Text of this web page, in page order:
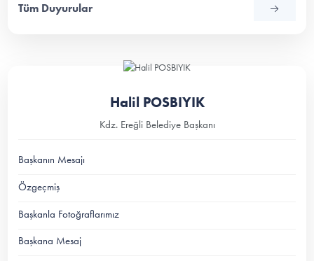
Tüm Duyurular
Halil POSBIYIK
Kdz. Ereğli Belediye Başkanı
Başkanın Mesajı
Özgeçmiş
Başkanla Fotoğraflarımız
Başkana Mesaj